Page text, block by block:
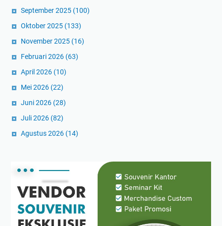
September 2025 (100)
Oktober 2025 (133)
November 2025 (16)
Februari 2026 (63)
April 2026 (10)
Mei 2026 (22)
Juni 2026 (28)
Juli 2026 (82)
Agustus 2026 (14)